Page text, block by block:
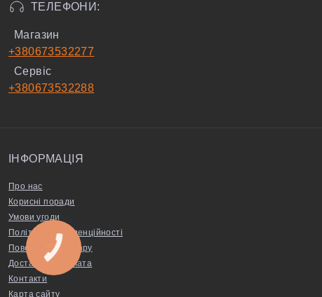
ТЕЛЕФОНИ:
Магазин
+380673532277
Сервіс
+380673532288
ІНФОРМАЦІЯ
Про нас
Корисні поради
Умови угоди
Політика конфіденційності
Повернення товару
Доставка та оплата
Контакти
Карта сайту
КНОПКА
ЗВ'ЯЗКУ